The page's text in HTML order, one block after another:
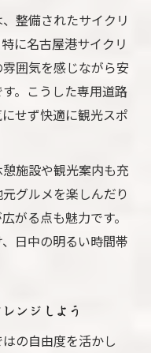
整備されたサイクリ
に名古屋港サイクリ
囲気を感じながら安
。こうした専用道路
せず快適に観光スポ
施設や観光案内も充
グルメを楽しんだり
がる点も魅力です。
日中の明るい時間帯
ンジしよう
の自由度を活かし